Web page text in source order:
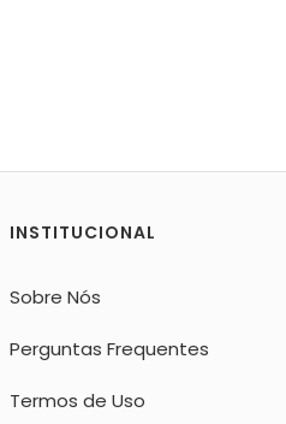
INSTITUCIONAL
Sobre Nós
Perguntas Frequentes
Termos de Uso